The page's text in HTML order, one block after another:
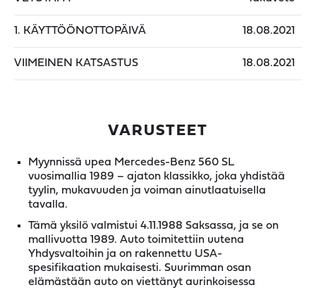
1. KÄYTTÖÖNOTTOPÄIVÄ 18.08.2021
VIIMEINEN KATSASTUS 18.08.2021
VARUSTEET
Myynnissä upea Mercedes-Benz 560 SL
vuosimallia 1989 – ajaton klassikko, joka yhdistää
tyylin, mukavuuden ja voiman ainutlaatuisella
tavalla.
Tämä yksilö valmistui 4.11.1988 Saksassa, ja se on
mallivuotta 1989. Auto toimitettiin uutena
Yhdysvaltoihin ja on rakennettu USA-
spesifikaation mukaisesti. Suurimman osan
elämästään auto on viettänyt aurinkoisessa